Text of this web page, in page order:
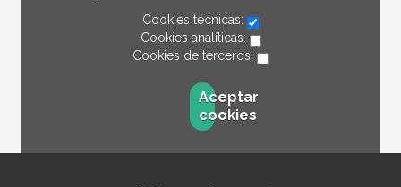
Cookies técnicas:
Cookies analíticas:
Cookies de terceros:
Aceptar
cookies